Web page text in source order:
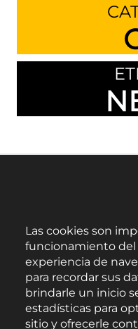
Las cookies son
funcionamiento del
experiencia de
para recordar sus
brindarle un inicio
estadísticas para
sitio y ofrecerle